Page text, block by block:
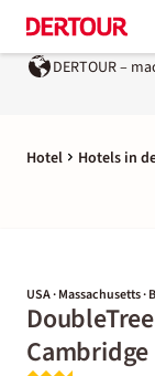
DERTOUR –
Hotel Hotels in
USA · Massachusetts ·
Cambridge